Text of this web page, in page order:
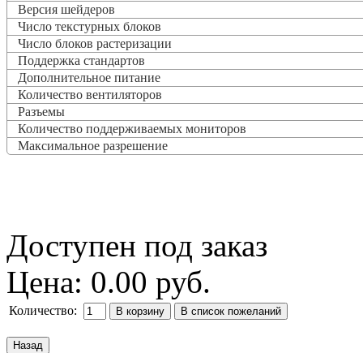
Версия шейдеров
Число текстурных блоков
Число блоков растеризации
Поддержка стандартов
Дополнительное питание
Количество вентиляторов
Разъемы
Количество поддерживаемых мониторов
Максимальное разрешение
Доступен под заказ
Цена: 0.00 руб.
Количество: